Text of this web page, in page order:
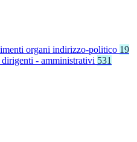
organi indirizzo-politico 19
- amministrativi 531